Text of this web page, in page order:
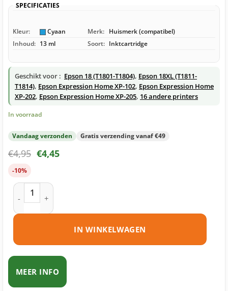
SPECIFICATIES
Kleur: Cyaan Merk: Huismerk (compatibel)
Inhoud: 13 ml Soort: Inktcartridge
Geschikt voor : Epson 18 (T1801-T1804), Epson 18XL (T1811-
T1814), Epson Expression Home XP-102, Epson Expression Home
XP-202, Epson Expression Home XP-205, 16 andere printers
In voorraad
Vandaag verzonden Gratis verzending vanaf €49
€4,95 €4,45
-10%
Epson 18XL (T1812) inktcartridge cyaan huismerk aantal
IN WINKELWAGEN
MEER INFO